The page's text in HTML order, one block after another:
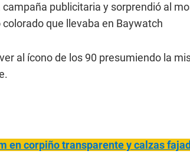
publicitaria y sorprendió al
que llevaba en Baywatch
al ícono de los 90 presumiendo la
en corpiño transparente y calzas